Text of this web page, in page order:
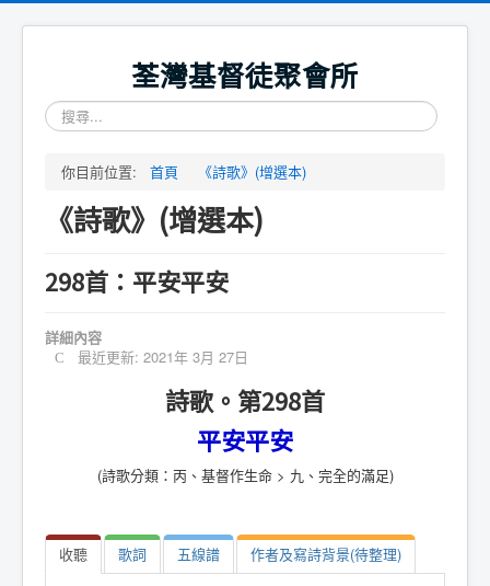
荃灣基督徒聚會所
搜
尋...
你目前位置:
首頁 《詩歌》(增選本)
《詩歌》(增選本)
298首：平安平安
詳細內容
最近更新: 2021年 3月 27日
詩歌。第298首
平安平安
(詩歌分類：丙、基督作生命 > 九、完全的滿足)
收聽 歌詞 五線譜 作者及寫詩背景(待整理)